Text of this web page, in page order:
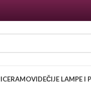
RAMOVIDEČIJE LAMPE I